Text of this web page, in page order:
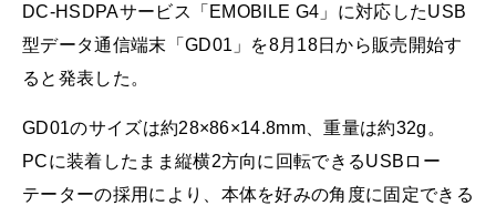
DC-HSDPAサービス「EMOBILE G4」に対応したUSB
型データ通信端末「GD01」を8月18日から販売開始す
ると発表した。
GD01のサイズは約28×86×14.8mm、重量は約32g。
PCに装着したまま縦横2方向に回転できるUSBロー
テーターの採用により、本体を好みの角度に固定できる